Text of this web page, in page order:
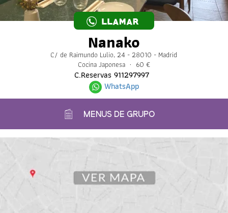
LLAMAR
Nanako
C/ de Raimundo Lulio, 24 - 28010 - Madrid
Cocina Japonesa · 60 €
C.Reservas911297997
WhatsApp
MENUS DE GRUPO